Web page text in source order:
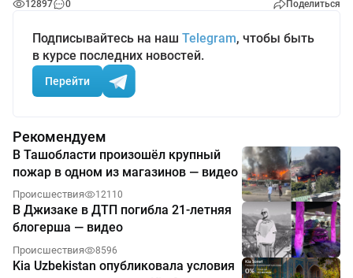
12897 0 Поделиться
Подписывайтесь на наш Telegram, чтобы быть
в курсе последних новостей.
Перейти
Рекомендуем
В Ташобласти произошёл крупный
пожар в одном из магазинов — видео
Происшествия 12110
В Джизаке в ДТП погибла 21-летняя
блогерша — видео
Происшествия 8596
Kia Uzbekistan опубликовала условия